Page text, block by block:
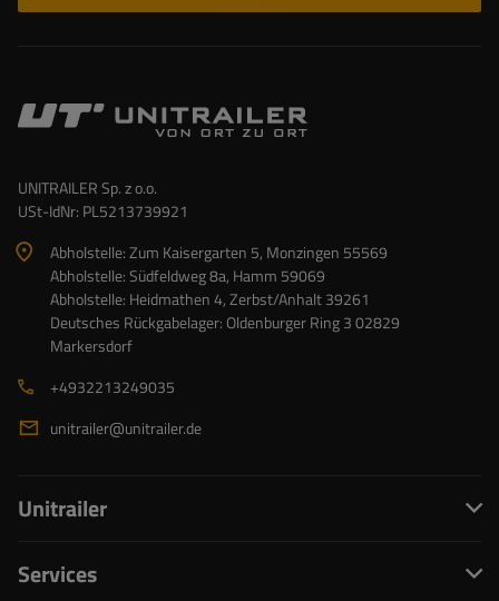
UNITRAILER Sp. z o.o.
USt-IdNr: PL5213739921
Abholstelle: Zum Kaisergarten 5, Monzingen 55569
Abholstelle: Südfeldweg 8a, Hamm 59069
Abholstelle: Heidmathen 4, Zerbst/Anhalt 39261
Deutsches Rückgabelager: Oldenburger Ring 3 02829
Markersdorf
+4932213249035
unitrailer@unitrailer.de
Unitrailer
Services